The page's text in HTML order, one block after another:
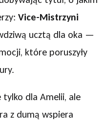
Vice-Mistrzyni
ucztą dla oka —
które poruszyły
tylko dla Amelii, ale
z dumą wspiera